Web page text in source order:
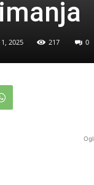
2025 217 0